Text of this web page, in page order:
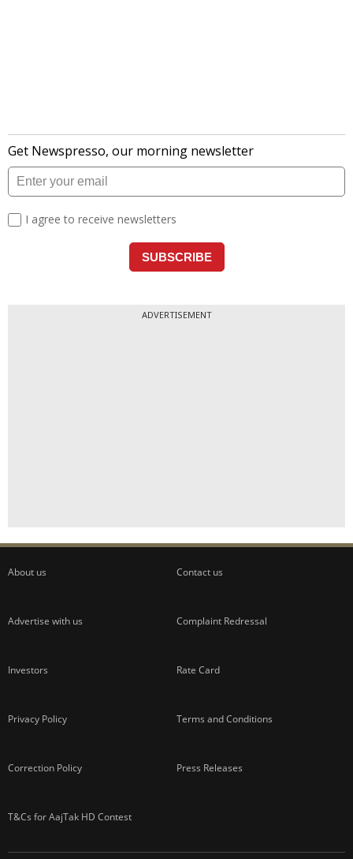
ADVERTISEMENT
About us Contact us
Advertise with us Complaint Redressal
Investors Rate Card
Privacy Policy Terms and Conditions
Correction Policy Press Releases
T&Cs for AajTak HD Contest